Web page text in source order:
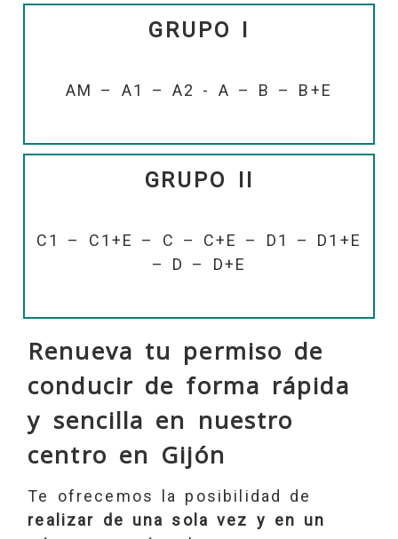
GRUPO I
AM – A1 – A2 - A – B – B+E
GRUPO II
C1 – C1+E – C – C+E – D1 – D1+E
– D – D+E
Renueva tu permiso de
conducir de forma rápida
y sencilla en nuestro
centro en Gijón
Te ofrecemos la posibilidad de
realizar de una sola vez y en un